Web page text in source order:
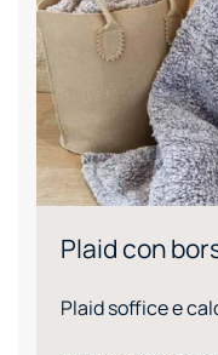
Plaid con
Plaid soffice e